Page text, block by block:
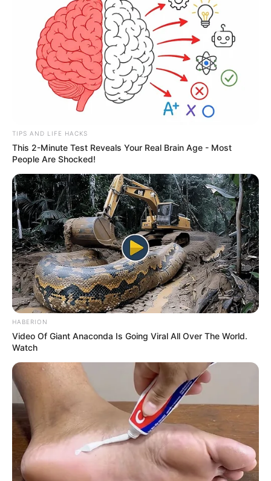
TAGS
ΠΟΤΕ
ΠΩΣ
ΤΑΥΤΟΤΗΤΑ ΚΑΙ ΕΠΙΚΟΙΝΩΝΙΑ ΟΡΟΙ ΧΡΗΣΗΣ
TIPS AND LIFE HACKS
This 2-Minute Test Reveals Your Real Brain Age - Most
People Are Shocked!
HABERION
Video Of Giant Anaconda Is Going Viral All Over The World.
Watch